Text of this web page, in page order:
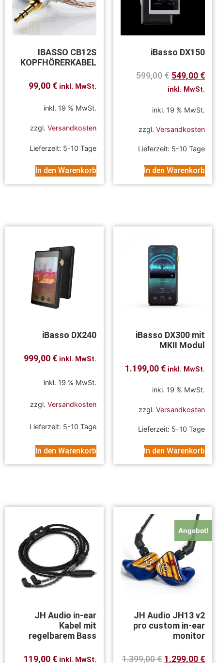
IBASSO CB12S
KOPFHÖRERKABEL
99,00 € inkl. MwSt.
inkl. 19 % MwSt.
zzgl. Versandkosten
Lieferzeit: 5-10 Tage
In den Warenkorb
iBasso DX150
599,00€ 549,00 €
inkl. MwSt.
inkl. 19 % MwSt.
zzgl. Versandkosten
Lieferzeit: 5-10 Tage
In den Warenkorb
iBasso DX240
999,00 € inkl. MwSt.
inkl. 19 % MwSt.
zzgl. Versandkosten
Lieferzeit: 5-10 Tage
In den Warenkorb
iBasso DX300 mit
MKII Modul
1.199,00 € inkl. MwSt.
inkl. 19 % MwSt.
zzgl. Versandkosten
Lieferzeit: 5-10 Tage
In den Warenkorb
JH Audio in-ear
Kabel mit
regelbarem Bass
119,00 € inkl. MwSt.
Angebot!
JH Audio JH13 v2
pro custom in-ear
monitor
1.399,00€ 1.299,00 €